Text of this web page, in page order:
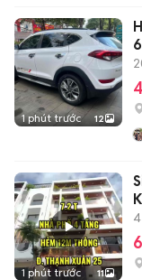
1 phút trước 12
1 phút trước 11